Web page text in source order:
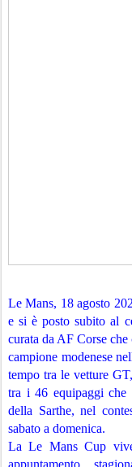
Le Mans, 18 agosto
e si è posto subito al
curata da AF Corse
campione modenese
tempo tra le vetture
tra i 46 equipaggi
della Sarthe, nel
sabato a domenica.
La Le Mans Cup